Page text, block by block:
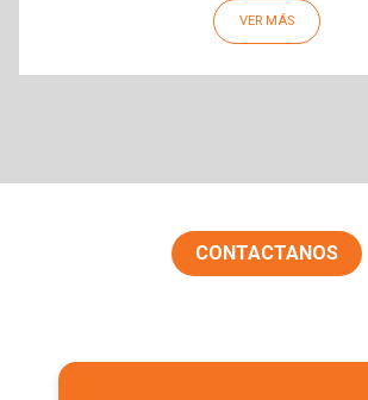
VER MÁS
CONTACTANOS